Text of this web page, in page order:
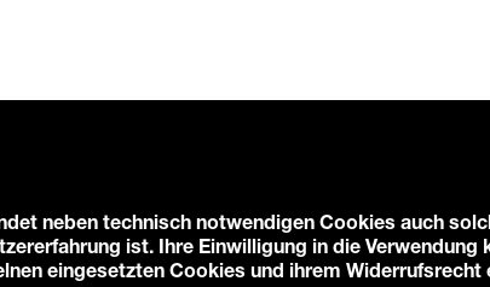
neben technisch notwendigen Cookies auch
ist. Ihre Einwilligung in die
eingesetzten Cookies und ihrem Widerrufsrecht